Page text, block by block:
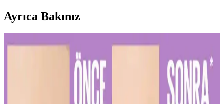
Ayrıca Bakınız
Diş Hassasiyetini Azaltan Doğru Diş Macunu Seçimi
ve Kullanım İpuçları
Diş hassasiyetini hafifletmek ve sağlıklı bir gülüşe ulaşmak için
doğru diş macunu seçimi ve düzenli kullanım önemlidir. Uzman
önerileriyle diş sağlığınızı koruyun.